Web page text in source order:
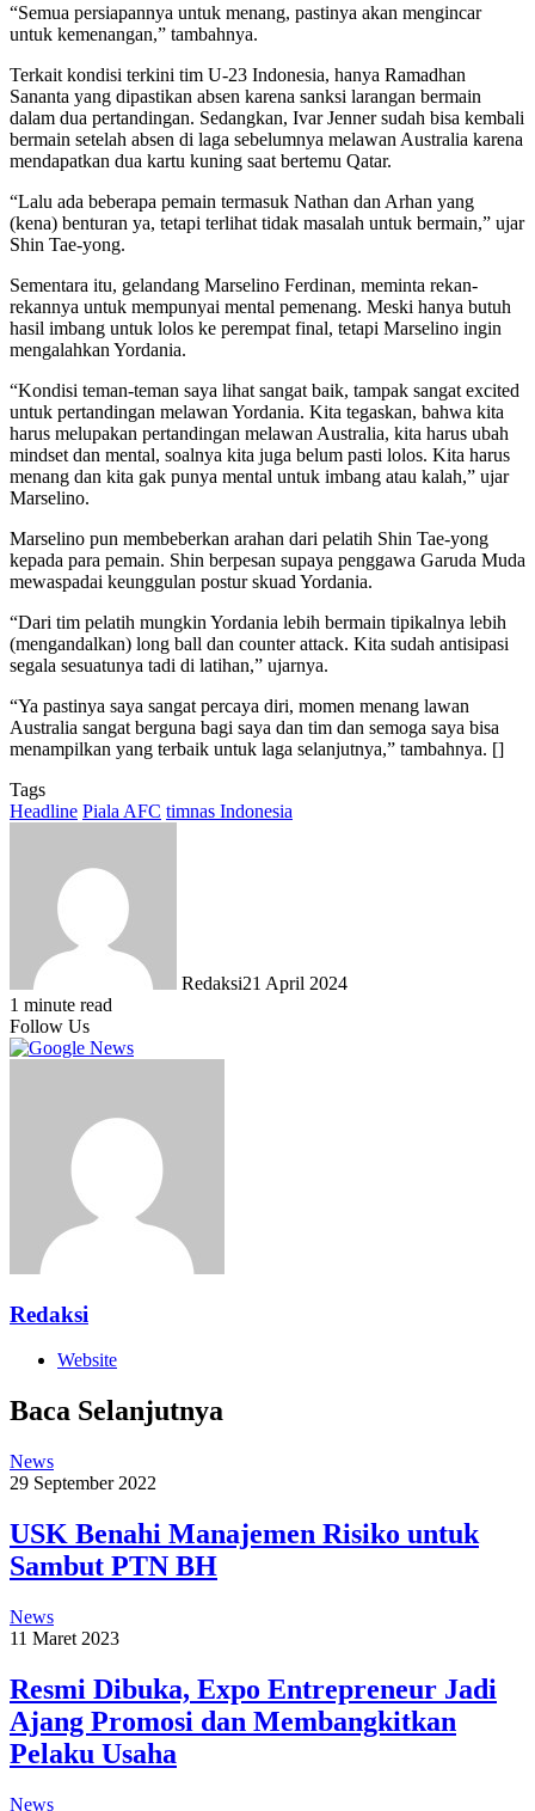
“Semua persiapannya untuk menang, pastinya akan mengincar
untuk kemenangan,” tambahnya.
Terkait kondisi terkini tim U-23 Indonesia, hanya Ramadhan
Sananta yang dipastikan absen karena sanksi larangan bermain
dalam dua pertandingan. Sedangkan, Ivar Jenner sudah bisa kembali
bermain setelah absen di laga sebelumnya melawan Australia karena
mendapatkan dua kartu kuning saat bertemu Qatar.
“Lalu ada beberapa pemain termasuk Nathan dan Arhan yang
(kena) benturan ya, tetapi terlihat tidak masalah untuk bermain,” ujar
Shin Tae-yong.
Sementara itu, gelandang Marselino Ferdinan, meminta rekan-
rekannya untuk mempunyai mental pemenang. Meski hanya butuh
hasil imbang untuk lolos ke perempat final, tetapi Marselino ingin
mengalahkan Yordania.
“Kondisi teman-teman saya lihat sangat baik, tampak sangat excited
untuk pertandingan melawan Yordania. Kita tegaskan, bahwa kita
harus melupakan pertandingan melawan Australia, kita harus ubah
mindset dan mental, soalnya kita juga belum pasti lolos. Kita harus
menang dan kita gak punya mental untuk imbang atau kalah,” ujar
Marselino.
Marselino pun membeberkan arahan dari pelatih Shin Tae-yong
kepada para pemain. Shin berpesan supaya penggawa Garuda Muda
mewaspadai keunggulan postur skuad Yordania.
“Dari tim pelatih mungkin Yordania lebih bermain tipikalnya lebih
(mengandalkan) long ball dan counter attack. Kita sudah antisipasi
segala sesuatunya tadi di latihan,” ujarnya.
“Ya pastinya saya sangat percaya diri, momen menang lawan
Australia sangat berguna bagi saya dan tim dan semoga saya bisa
menampilkan yang terbaik untuk laga selanjutnya,” tambahnya. []
Tags
Headline Piala AFC timnas Indonesia
Redaksi21 April 2024
1 minute read
Follow Us
Redaksi
Website
Baca Selanjutnya
News
29 September 2022
USK Benahi Manajemen Risiko untuk
Sambut PTN BH
News
11 Maret 2023
Resmi Dibuka, Expo Entrepreneur Jadi
Ajang Promosi dan Membangkitkan
Pelaku Usaha
News